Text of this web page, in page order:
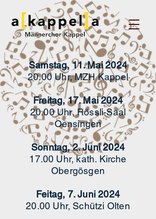
Samstag, 11. Mai 2024
20.00 Uhr, MZH Kappel
Freitag, 17. Mai 2024
20.00 Uhr, Rössli-Saal
Oensingen
Sonntag, 2. Juni 2024
17.00 Uhr, kath. Kirche
Obergösgen
Feitag, 7. Juni 2024
20.00 Uhr, Schützi Olten